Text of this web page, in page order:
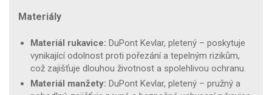
Materiály
Materiál rukavice: DuPont Kevlar, pletený – poskytuje
vynikající odolnost proti pořezání a tepelným rizikům,
což zajišťuje dlouhou životnost a spolehlivou ochranu.
Materiál manžety: DuPont Kevlar, pletený – pružný a